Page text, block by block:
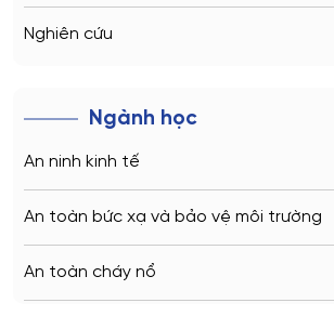
Kaliningrad
Nghiên cứu
Ngành học
An ninh kinh tế
An toàn bức xạ và bảo vệ môi trường
An toàn cháy nổ